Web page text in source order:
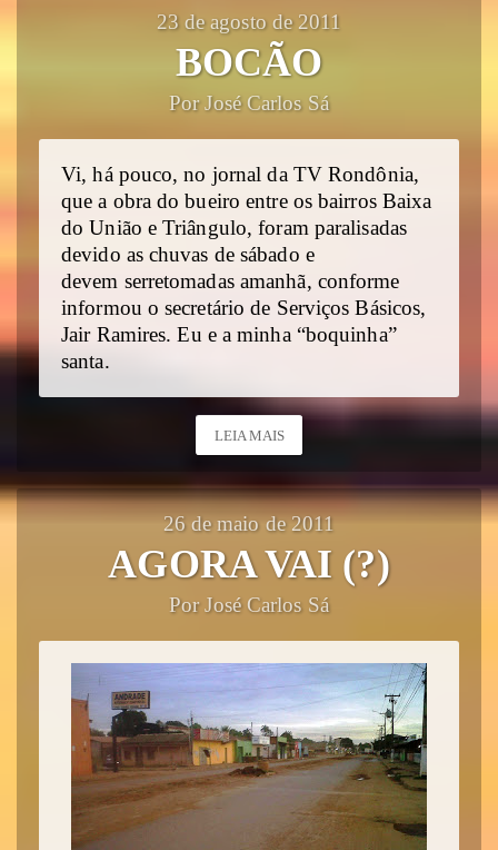
23 de agosto de 2011
BOCÃO
Por José Carlos Sá
Vi, há pouco, no jornal da TV Rondônia,
que a obra do bueiro entre os bairros Baixa
do União e Triângulo, foram paralisadas
devido as chuvas de sábado e
devem serretomadas amanhã, conforme
informou o secretário de Serviços Básicos,
Jair Ramires. Eu e a minha “boquinha”
santa.
LEIA MAIS
26 de maio de 2011
AGORA VAI (?)
Por José Carlos Sá